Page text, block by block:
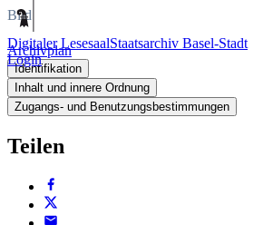
Digitaler LesesaalStaatsarchiv Basel-Stadt
Login
Bild
Archivplan
Identifikation
Inhalt und innere Ordnung
Zugangs- und Benutzungsbestimmungen
Teilen